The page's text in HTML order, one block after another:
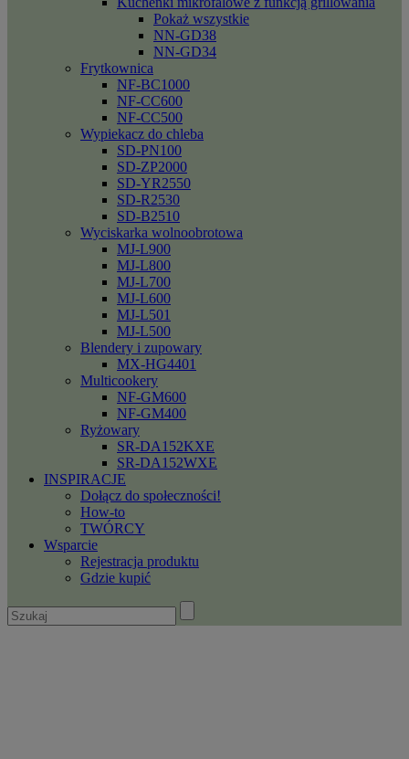
Pokaż wszystkie
NN-GD38
NN-GD34
Frytkownica
NF-BC1000
NF-CC600
NF-CC500
Wypiekacz do chleba
SD-PN100
SD-ZP2000
SD-YR2550
SD-R2530
SD-B2510
Wyciskarka wolnoobrotowa
MJ-L900
MJ-L800
MJ-L700
MJ-L600
MJ-L501
MJ-L500
Blendery i zupowary
MX-HG4401
Multicookery
NF-GM600
NF-GM400
Ryżowary
SR-DA152KXE
SR-DA152WXE
INSPIRACJE
Dołącz do społeczności!
How-to
TWÓRCY
Wsparcie
Rejestracja produktu
Gdzie kupić